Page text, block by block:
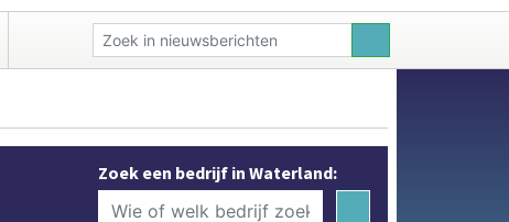
Zoek een bedrijf in Waterland: